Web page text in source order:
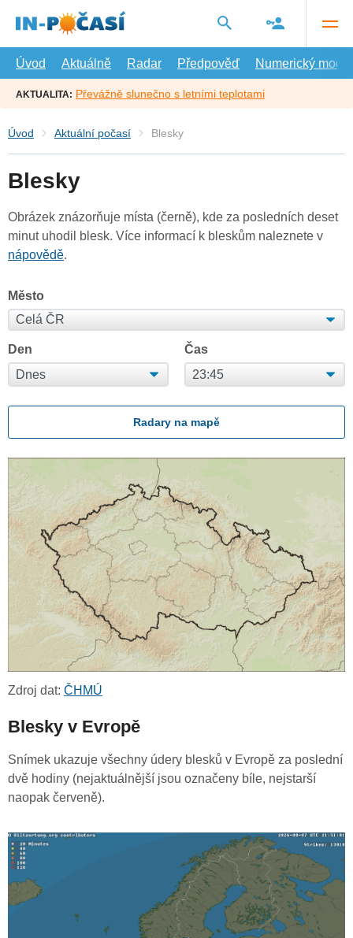
hlavní
Úvod
Aktuálně Radar Předpověď Numerický model
AKTUALITA: Převážně slunečno s letními teplotami
Úvod Aktuální počasí Blesky
Blesky
Obrázek znázorňuje místa (černě), kde za posledních deset
minut uhodil blesk. Více informací k bleskům naleznete v
nápovědě.
Město
Den Čas
Radary na mapě
Zdroj dat: ČHMÚ
Blesky v Evropě
Snímek ukazuje všechny údery blesků v Evropě za poslední
dvě hodiny (nejaktuálnější jsou označeny bíle, nejstarší
naopak červeně).